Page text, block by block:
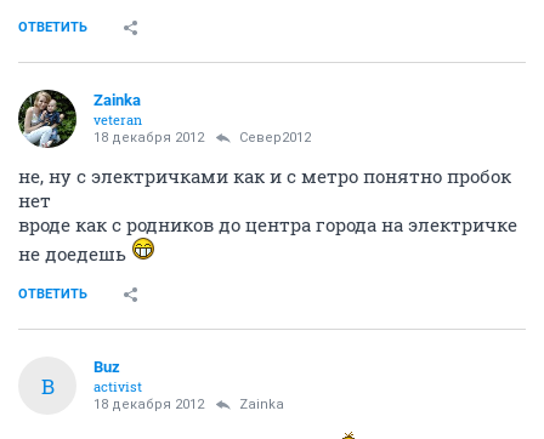
ОТВЕТИТЬ
Zainka
veteran
18 декабря 2012 Север2012
не, ну с электричками как и с метро понятно пробок
нет
вроде как с родников до центра города на электричке
не доедешь
ОТВЕТИТЬ
B
Buz
activist
18 декабря 2012 Zainka